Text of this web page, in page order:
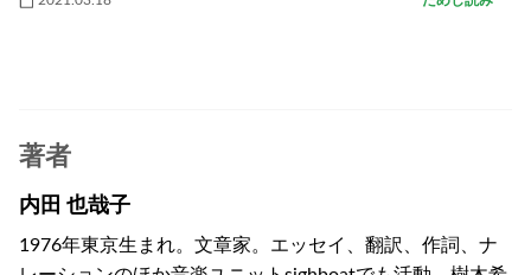
著者
内田 也哉子
1976年東京生まれ。文章家。エッセイ、翻訳、作詞、ナ